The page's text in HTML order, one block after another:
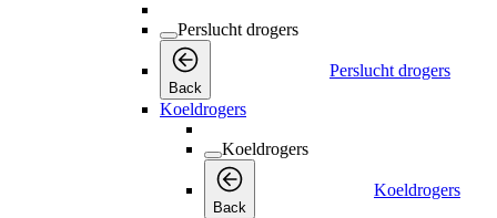
Perslucht drogers
Back
Perslucht drogers
Koeldrogers
Koeldrogers
Back
Koeldrogers